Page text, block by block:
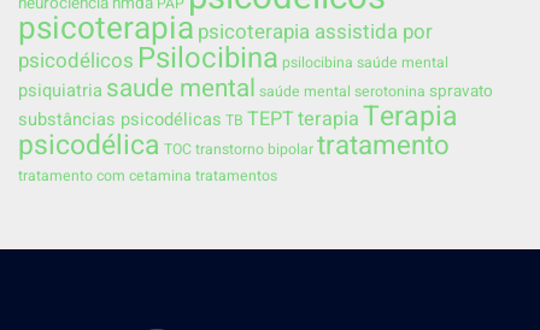
psicoterapiapsicoterapia assistida por
psicodélicos Psilocibina psilocibina saúde mental
psiquiatria saude mental saúde mental serotonina spravato
substâncias psicodélicas TB TEPTterapiaTerapia
psicodélica TOCtranstorno bipolartratamento
tratamento com cetamina tratamentos